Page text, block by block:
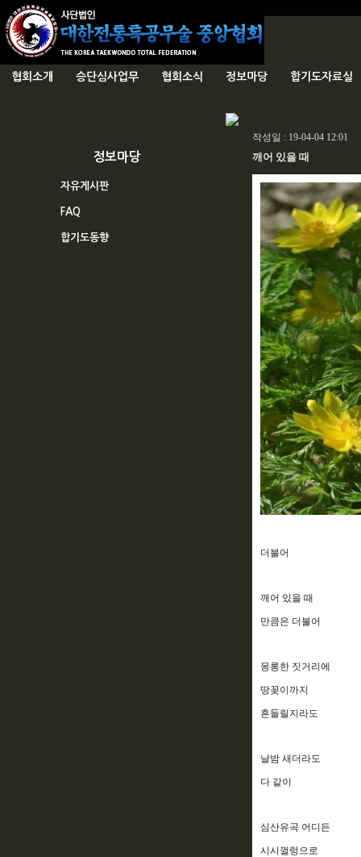
협회소개 승단심사업무 협회소식 정보마당 합기도자료실
정보마당
자유게시판
FAQ
합기도동향
작성일 : 19-04-04 12:01
깨어 있을 때
더불어
깨어 있을 때
만큼은 더불어
몽롱한 짓거리에
땅꽂이까지
흔들릴지라도
날밤 새더라도
다 같이
심산유곡 어디든
시시껄렁으로